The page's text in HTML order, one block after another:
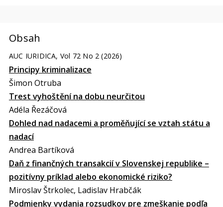
Obsah
AUC IURIDICA, Vol 72 No 2 (2026)
Principy kriminalizace
Šimon Otruba
Trest vyhoštění na dobu neurčitou
Adéla Řezáčová
Dohled nad nadacemi a proměňující se vztah státu a
nadací
Andrea Bartíková
Daň z finančných transakcií v Slovenskej republike –
pozitívny príklad alebo ekonomické riziko?
Miroslav Štrkolec, Ladislav Hrabčák
Podmienky vydania rozsudkov pre zmeškanie podľa